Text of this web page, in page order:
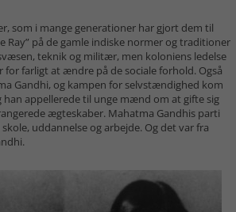
som i mange generationer har gjort dem til
på de gamle indiske normer og traditioner
teknik og militær, men koloniens ledelse
farligt at ændre på de sociale forhold. Også
Gandhi, og kampen for selvstændighed kom
appellerede til unge mænd om at gifte sig
ægteskaber. Mahatma Gandhis parti
uddannelse og arbejde. Og det var fra